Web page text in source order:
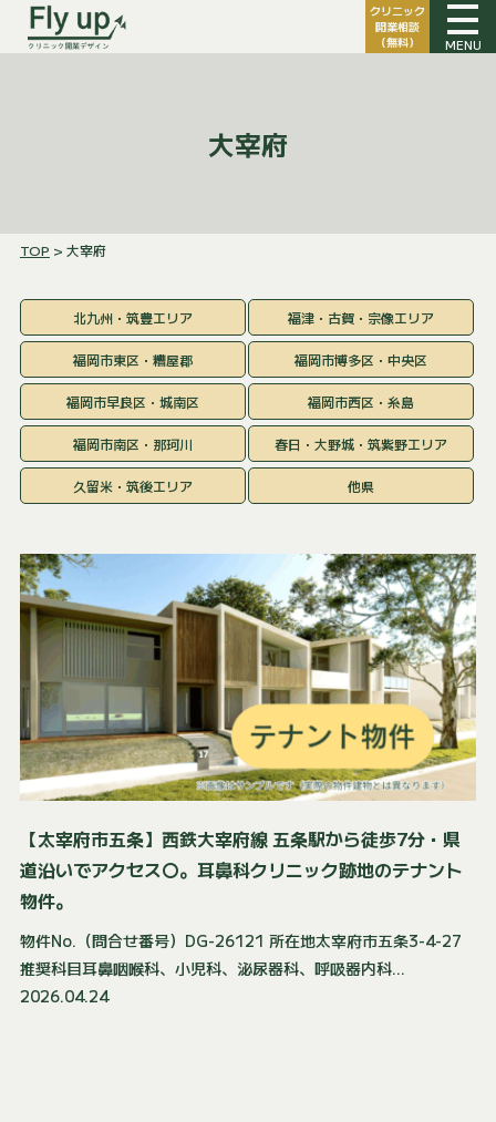
クリニック
開業相談
（無料）
MENU
大宰府
TOP > 大宰府
北九州・筑豊エリア 福津・古賀・宗像エリア
福岡市東区・糟屋郡 福岡市博多区・中央区
福岡市早良区・城南区 福岡市西区・糸島
福岡市南区・那珂川 春日・大野城・筑紫野エリア
久留米・筑後エリア 他県
【太宰府市五条】西鉄大宰府線 五条駅から徒歩7分・県
道沿いでアクセス〇。耳鼻科クリニック跡地のテナント
物件。
物件No.（問合せ番号）DG-26121 所在地太宰府市五条3-4-27
推奨科目耳鼻咽喉科、小児科、泌尿器科、呼吸器内科...
2026.04.24